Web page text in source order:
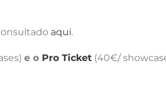
aqui.
e o Pro Ticket (40€/